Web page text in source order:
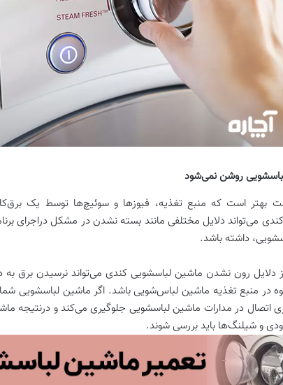
بهتر است که منبع تغذیه، فیوزها و سوئیچ‌ها توسط یک
می‌تواند دلایل مختلفی مانند بسته نشدن در مشکل دراجرای
داشته باشد.
دلایل رون نشدن ماشین لباسشویی کندی می‌تواند نرسیدن برق
در منبع تغذیه ماشین لباس‌شویی باشد. اگر ماشین لباسشویی شما
اتصال در مدارات ماشین لباسشویی جلوگیری می‌کند و
و شیلنگ‌ها باید بررسی شوند.